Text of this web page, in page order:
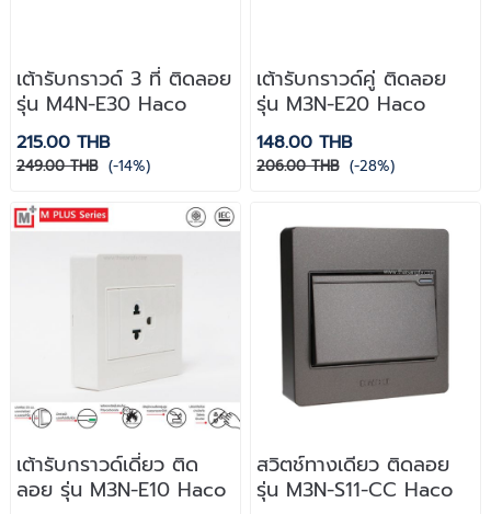
เต้ารับกราวด์ 3 ที่ ติดลอย
รุ่น M4N-E30 Haco
215.00 THB
249.00 THB (-14%)
เต้ารับกราวด์คู่ ติดลอย
รุ่น M3N-E20 Haco
148.00 THB
206.00 THB (-28%)
เต้ารับกราวด์เดี่ยว ติด
ลอย รุ่น M3N-E10 Haco
สวิตช์ทางเดียว ติดลอย
รุ่น M3N-S11-CC Haco